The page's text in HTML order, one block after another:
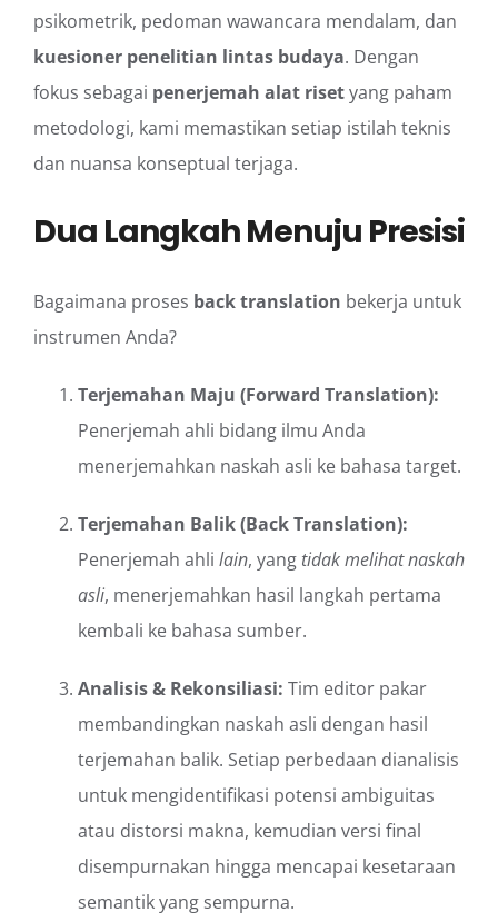
psikometrik, pedoman wawancara mendalam, dan
kuesioner penelitian lintas budaya. Dengan
fokus sebagai penerjemah alat risetyang paham
metodologi, kami memastikan setiap istilah teknis
dan nuansa konseptual terjaga.
Dua Langkah Menuju Presisi
Bagaimana proses back translation bekerja untuk
instrumen Anda?
Terjemahan Maju (Forward Translation):
Penerjemah ahli bidang ilmu Anda
menerjemahkan naskah asli ke bahasa target.
Terjemahan Balik (Back Translation):
Penerjemah ahli lain, yang tidak melihat naskah
asli, menerjemahkan hasil langkah pertama
kembali ke bahasa sumber.
Analisis & Rekonsiliasi: Tim editor pakar
membandingkan naskah asli dengan hasil
terjemahan balik. Setiap perbedaan dianalisis
untuk mengidentifikasi potensi ambiguitas
atau distorsi makna, kemudian versi final
disempurnakan hingga mencapai kesetaraan
semantik yang sempurna.